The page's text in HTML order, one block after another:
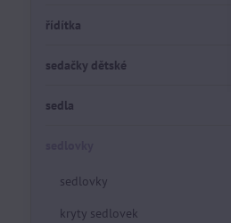
řídítka
sedačky dětské
sedla
sedlovky
kryty sedlovek